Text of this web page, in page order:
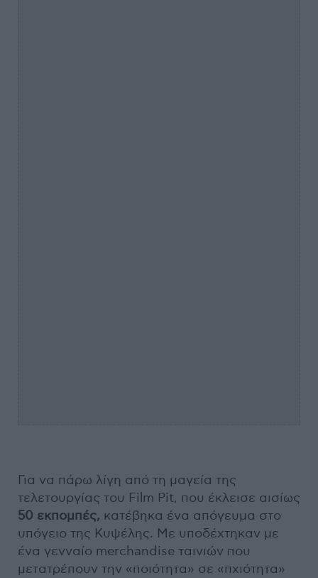
Για να πάρω λίγη από τη μαγεία της
τελετουργίας του Film Pit, που έκλεισε αισίως
50 εκπομπές, κατέβηκα ένα απόγευμα στο
υπόγειο της Κυψέλης. Με υποδέχτηκαν με
ένα γενναίο merchandise ταινιών που
μετατρέπουν την «ποιότητα» σε «πχιότητα»